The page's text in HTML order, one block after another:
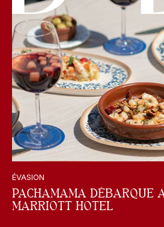
ÉVASION
PACHAMAMA DÉBARQUE
MARRIOTT HOTEL